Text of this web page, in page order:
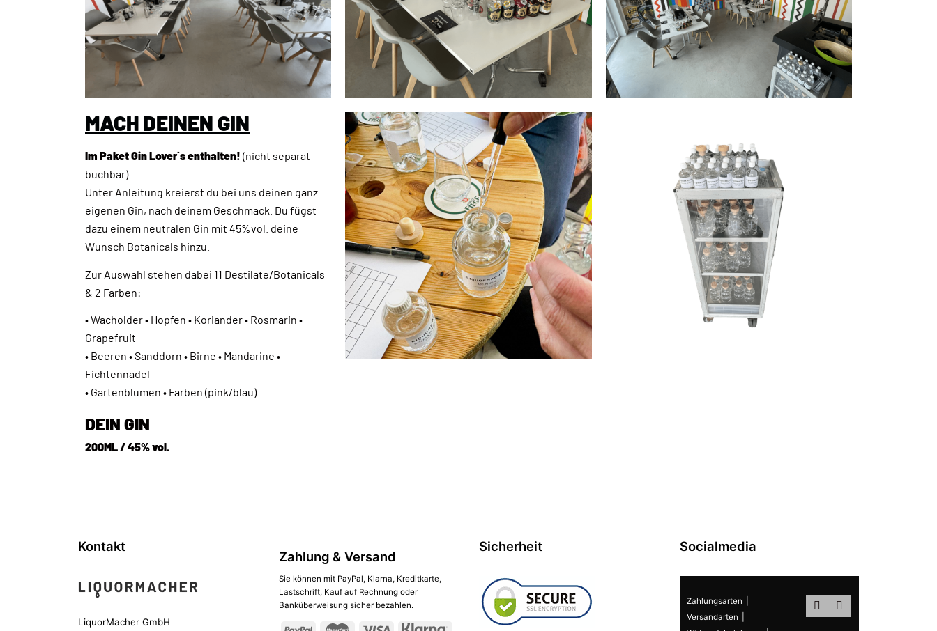
MACH DEINEN GIN
Im Paket Gin Lover`s enthalten! (nicht separat
buchbar)
Unter Anleitung kreierst du bei uns deinen ganz
eigenen Gin, nach deinem Geschmack. Du fügst
dazu einem neutralen Gin mit 45%vol. deine
Wunsch Botanicals hinzu.
Zur Auswahl stehen dabei 11 Destilate/Botanicals
& 2 Farben:
• Wacholder • Hopfen • Koriander • Rosmarin •
Grapefruit
• Beeren • Sanddorn • Birne • Mandarine •
Fichtennadel
• Gartenblumen • Farben (pink/blau)
DEIN GIN
200ML / 45% vol.
Kontakt
LiquorMacher GmbH
Zahlung & Versand
Sie können mit PayPal, Klarna, Kreditkarte,
Lastschrift, Kauf auf Rechnung oder
Banküberweisung sicher bezahlen.
Sicherheit Socialmedia
Zahlungsarten
Versandarten